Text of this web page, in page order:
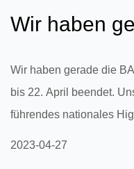
Wir haben
2023 in
22. Apr...
Wir haben gerade die
bis 22. April beendet.
führendes nationales
2023-04-27